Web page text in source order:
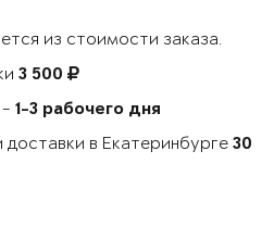
из стоимости заказа.
3 500
- 1-3 рабочего дня
доставки в Екатеринбурге 30